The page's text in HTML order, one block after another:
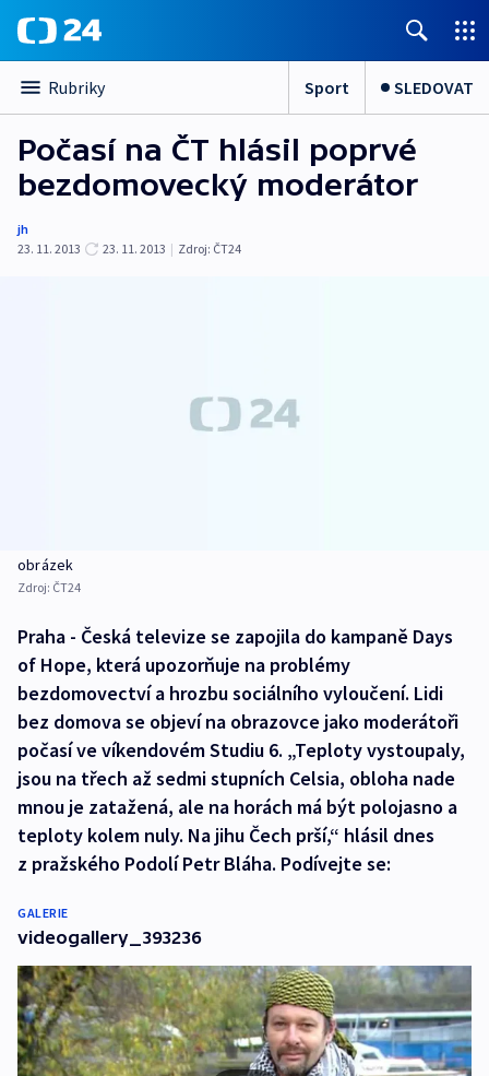
Rubriky Sport SLEDOVAT
Počasí na ČT hlásil poprvé
bezdomovecký moderátor
jh
23. 11. 2013
23. 11. 2013 | Zdroj: ČT24
obrázek
Zdroj: ČT24
Praha - Česká televize se zapojila do kampaně Days
of Hope, která upozorňuje na problémy
bezdomovectví a hrozbu sociálního vyloučení. Lidi
bez domova se objeví na obrazovce jako moderátoři
počasí ve víkendovém Studiu 6. „Teploty vystoupaly,
jsou na třech až sedmi stupních Celsia, obloha nade
mnou je zatažená, ale na horách má být polojasno a
teploty kolem nuly. Na jihu Čech prší,“ hlásil dnes
z pražského Podolí Petr Bláha. Podívejte se:
GALERIE
videogallery_393236